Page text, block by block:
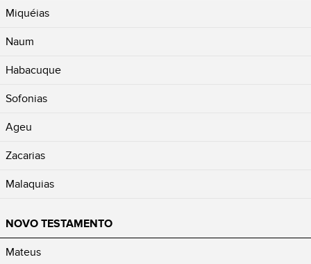
Miquéias
Naum
Habacuque
Sofonias
Ageu
Zacarias
Malaquias
NOVO TESTAMENTO
Mateus